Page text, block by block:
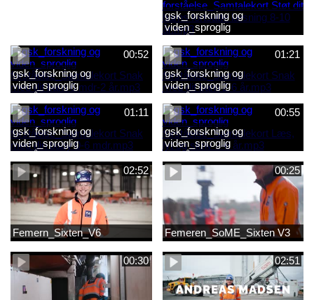
gsk_forskning og
viden_sproglig
forståelse_Samtalekort Støt
dit barns fortsatte læsning 8-
10 år.mp3
00:52
gsk_forskning og
viden_sproglig
forståelse_Samtalekort Snak
med dit barn 6 mdr-2 år.mp3
01:21
gsk_forskning og
viden_sproglig
forståelse_Samtalekort Snak
med dit barn 2-6 år.mp3
01:11
gsk_forskning og
viden_sproglig
forståelse_Samtalekort Snak
med din baby 0-6 mdr.mp3
00:55
gsk_forskning og
viden_sproglig
forståelse_Samtalekort Læs,
lyt og skriv 3-6 år.mp3
02:52
Femern_Sixten_V6
00:25
Femeren_SoME_Sixten V3
00:30 02:51